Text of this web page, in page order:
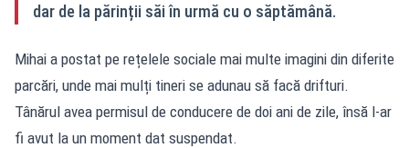
dar de la părinții săi în urmă cu o săptămână.
Mihai a postat pe rețelele sociale mai multe imagini din diferite
parcări, unde mai mulți tineri se adunau să facă drifturi.
Tânărul avea permisul de conducere de doi ani de zile, însă l-ar
fi avut la un moment dat suspendat.